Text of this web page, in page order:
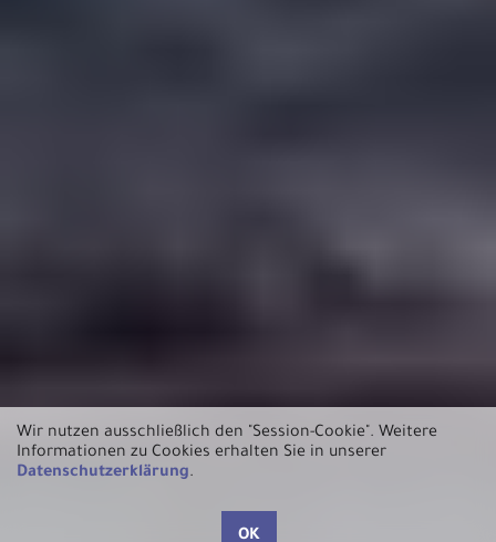
Wir nutzen ausschließlich den "Session-Cookie". Weitere
Informationen zu Cookies erhalten Sie in unserer
Datenschutzerklärung.
OK